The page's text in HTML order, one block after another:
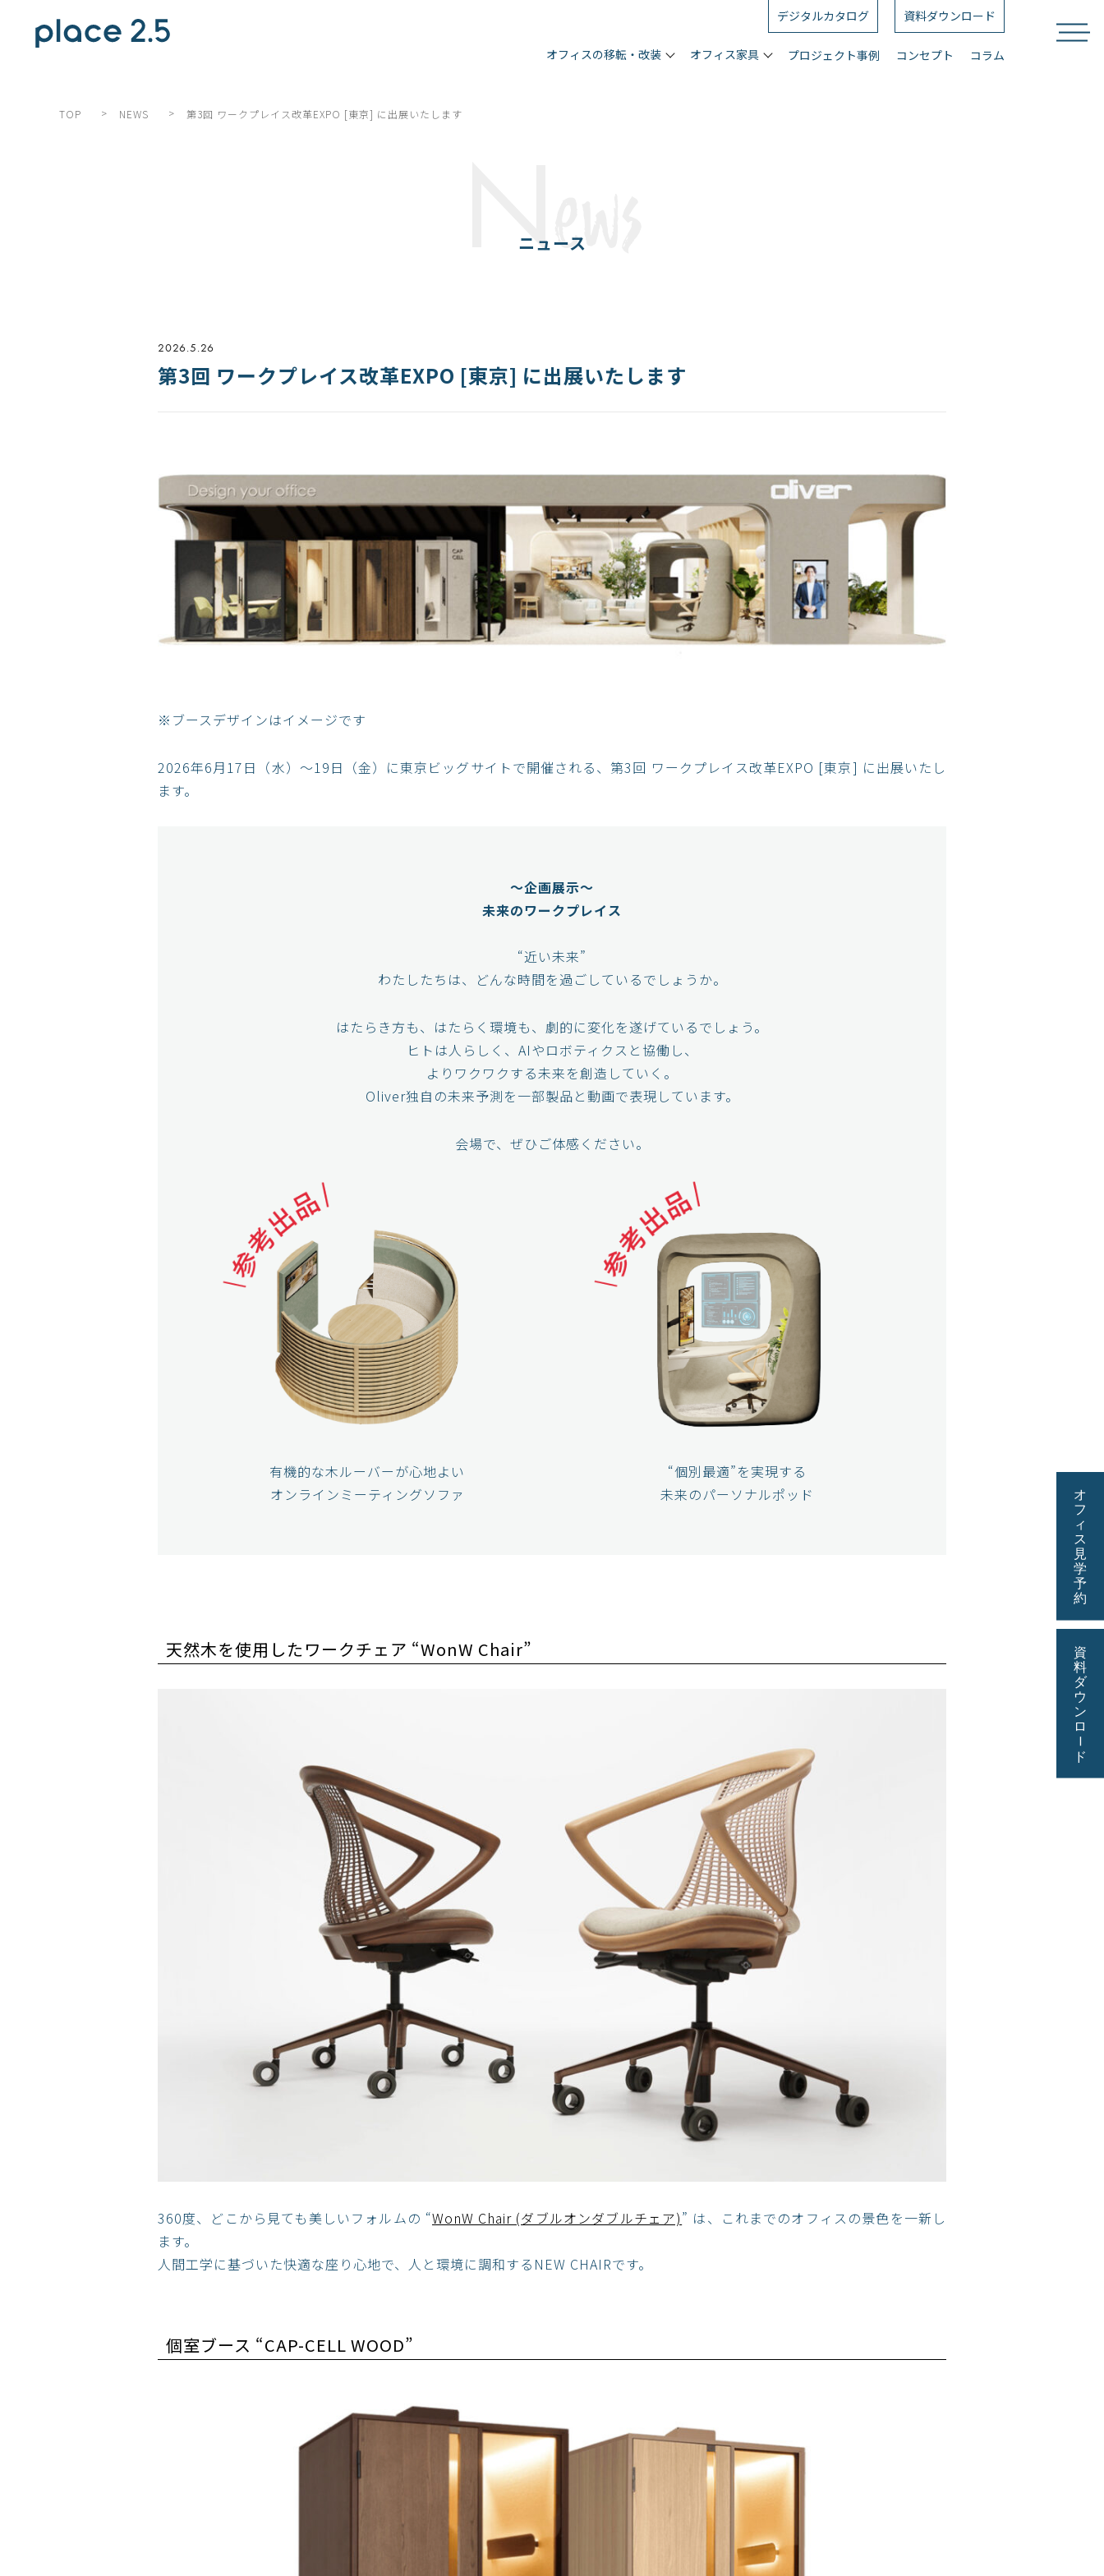
デジタルカタログ 資料ダウンロード
オフィスの移転・改装 オフィス家具 プロジェクト事例 コンセプト コラム
TOP > NEWS > 第3回 ワークプレイス改革EXPO [東京] に出展いたします
News
ニュース
2026.5.26
第3回 ワークプレイス改革EXPO [東京] に出展いたします
※ブースデザインはイメージです
2026年6月17日（水）～19日（金）に東京ビッグサイトで開催される、第3回 ワークプレイス改革EXPO [東京] に出展いたし
ます。
～企画展示～
未来のワークプレイス
“近い未来”
わたしたちは、どんな時間を過ごしているでしょうか。
はたらき方も、はたらく環境も、劇的に変化を遂げているでしょう。
ヒトは人らしく、AIやロボティクスと協働し、
よりワクワクする未来を創造していく。
Oliver独自の未来予測を一部製品と動画で表現しています。
会場で、ぜひご体感ください。
有機的な木ルーバーが心地よい
オンラインミーティングソファ
“個別最適”を実現する
未来のパーソナルポッド
天然木を使用したワークチェア​ “WonW Chair”
360度、どこから見ても美しいフォルムの “WonW Chair (ダブルオンダブルチェア)” は、これまでのオフィスの景色を一新し
ます。​
人間工学に基づいた快適な座り心地で、人と環境に調和するNEW CHAIRです。
個室ブース “CAP-CELL WOOD”